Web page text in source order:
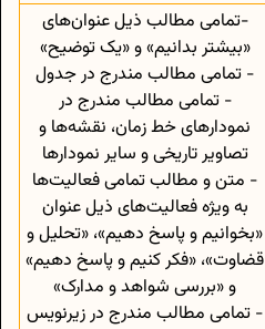
-تمامی مطالب ذیل عنوان‌های
«بیشتر بدانیم» و «یک توضیح»
- تمامی مطالب مندرج در جدول
- تمامی مطالب مندرج در
نمودارهای خط زمان، نقشه‌ها و
تصاویر تاریخی و سایر نمودارها
- متن و مطالب تمامی فعالیت‌ها
به ویژه فعالیت‌های ذیل عنوان
«بخوانیم و پاسخ دهیم»، «تحلیل و
قضاوت»، «فکر کنیم و پاسخ دهیم»
و «بررسی شواهد و مدارک»
- تمامی مطالب مندرج در زیرنویس